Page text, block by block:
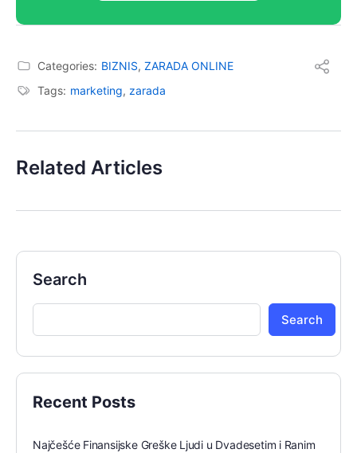
Categories: BIZNIS, ZARADA ONLINE
Tags: marketing, zarada
Related Articles
Search
Search
Recent Posts
Najčešće Finansijske Greške Ljudi u Dvadesetim i Ranim